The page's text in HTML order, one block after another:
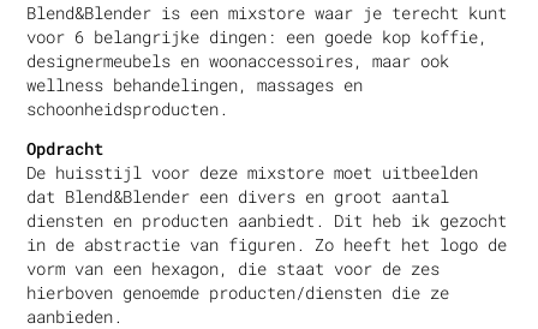
Blend&Blender is een mixstore waar je terecht kunt
voor 6 belangrijke dingen: een goede kop koffie,
designermeubels en woonaccessoires, maar ook
wellness behandelingen, massages en
schoonheidsproducten.
Opdracht
De huisstijl voor deze mixstore moet uitbeelden
dat Blend&Blender een divers en groot aantal
diensten en producten aanbiedt. Dit heb ik gezocht
in de abstractie van figuren. Zo heeft het logo de
vorm van een hexagon, die staat voor de zes
hierboven genoemde producten/diensten die ze
aanbieden.